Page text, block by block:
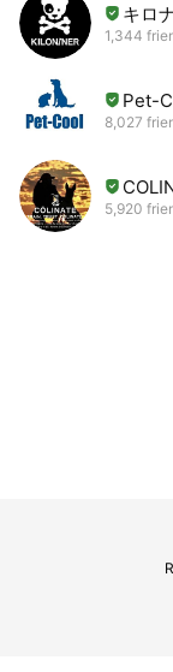
キロ
1,344
Pet-
8,027
5,920